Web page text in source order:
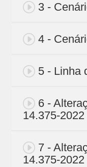
3 -
4 -
5 - Linha
6 -
14.375-
7 -
14.375-